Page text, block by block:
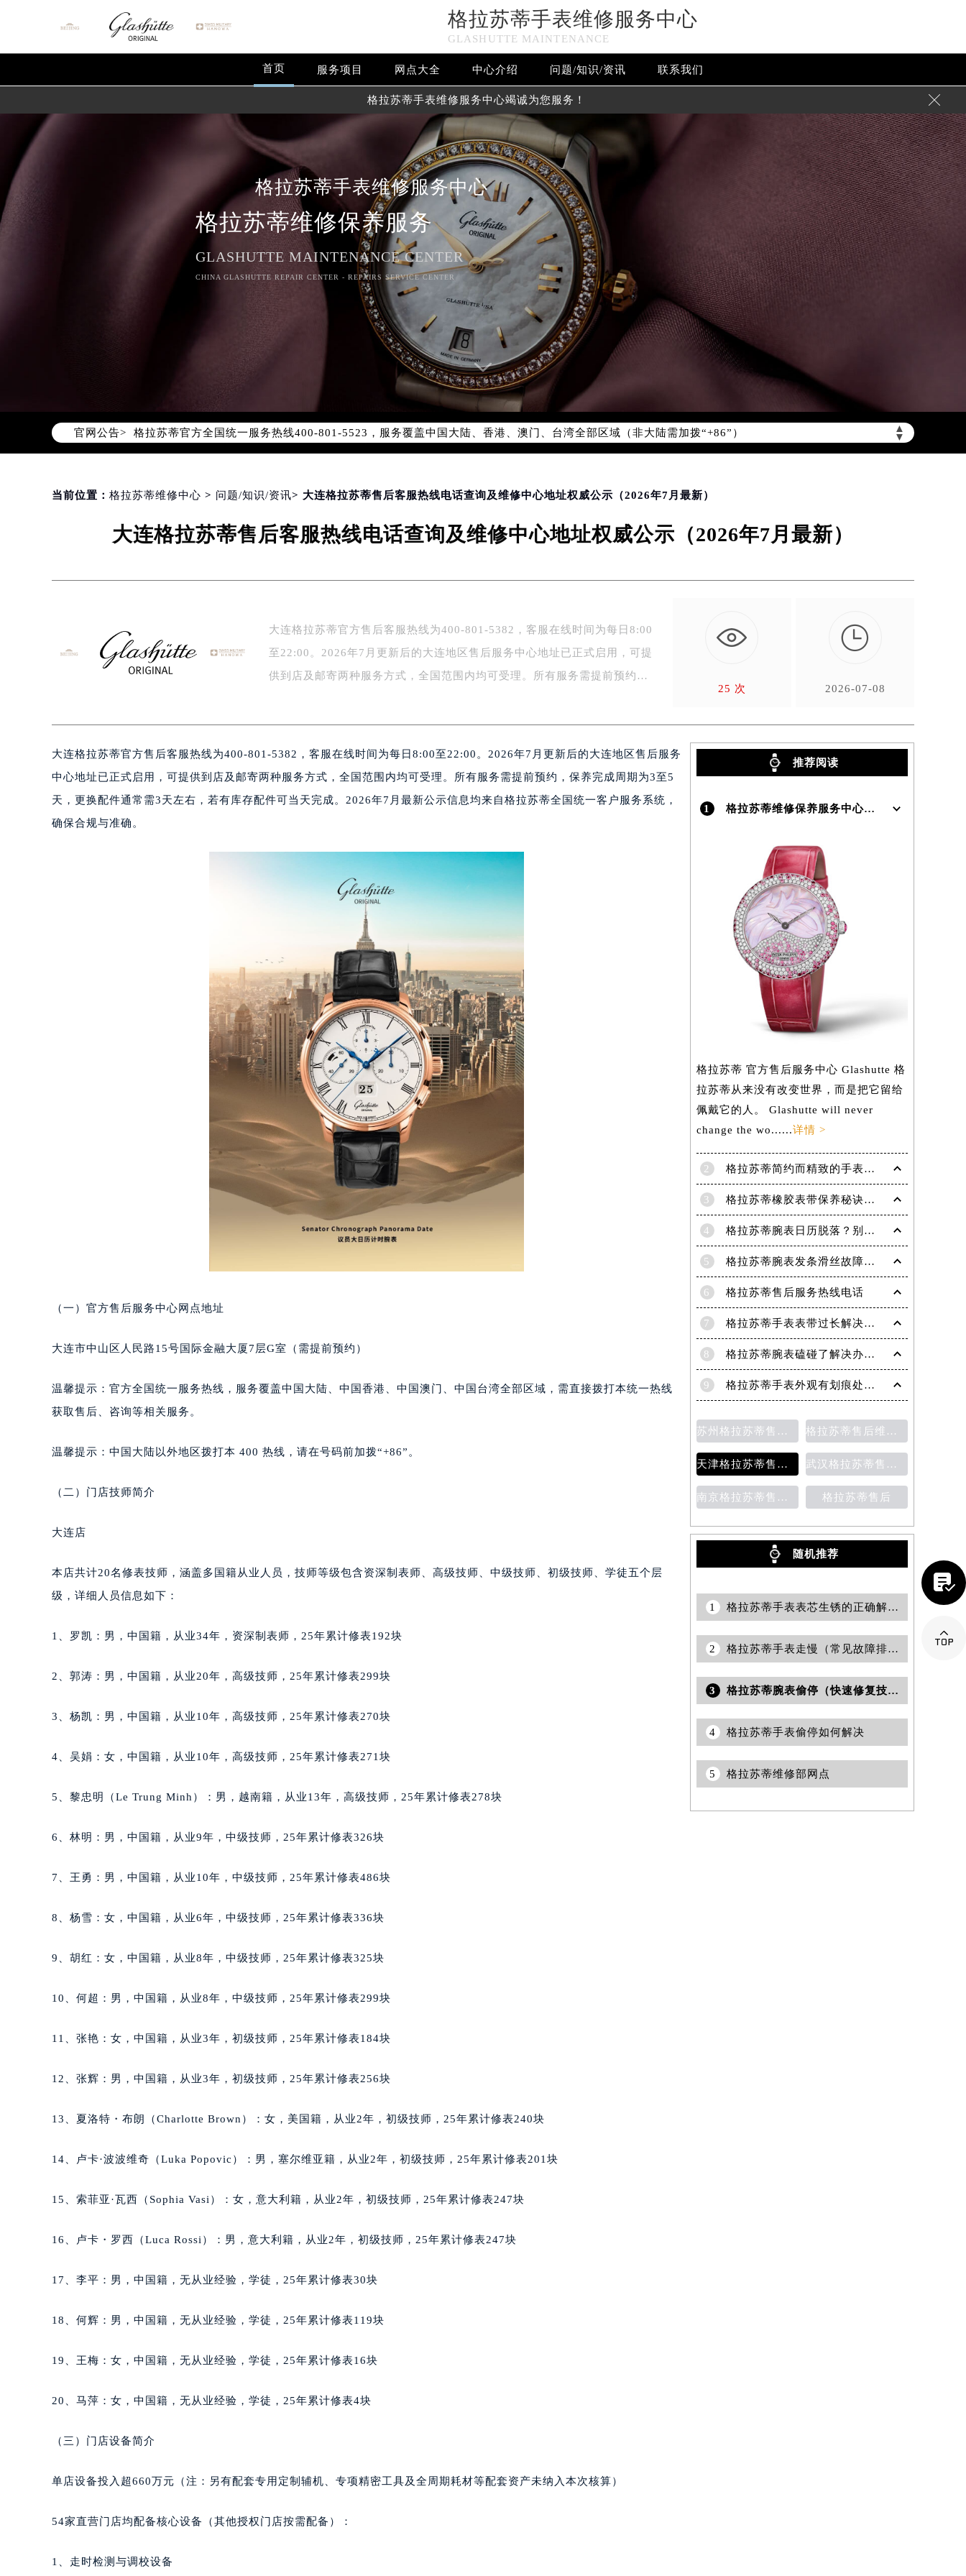
格拉苏蒂手表维修服务中心
GLASHUTTE MAINTENANCE
首页 服务项目 网点大全 中心介绍 问题/知识/资讯 联系我们
格拉苏蒂手表维修服务中心竭诚为您服务！ 
格拉苏蒂手表维修服务中心
格拉苏蒂维修保养服务
GLASHUTTE MAINTENANCE CENTER
CHINA GLASHUTTE REPAIR CENTER - REPAIRS SERVICE CENTER
官网公告> ▲
▼
2026年8月格拉苏蒂中国区售后服务网络优化升级公告
2026年8月格拉苏蒂全国官方售后客户服务热线：400-801-5523
2026年8月格拉苏蒂售后服务中心最新网点地址：
北京市朝阳区建国门外大街甲6号华熙国际中心写字楼D座11层1102室（北京总部）（需提前预约）
天津市和平区赤峰道136号天津国际金融中心写字楼26层2603室（需提前预约）
上海市黄浦区南京东路299号宏伊国际广场写字楼8层806室（需提前预约）
常州市新北区龙锦路1590号现代传媒中心写字楼5号楼10层1008室（需提前预约）
盐城市盐都区世纪大道5号盐城金融城写字楼1号楼16层1604室（需提前预约）
泰州市海陵区永定东路399号置地商务中心东塔写字楼（华润万象城）17层1706室（需提前预约）
宁波市江北区大闸南路500号来福士广场办公楼20层2009室（需提前预约）
嘉兴市南湖区广益路705号嘉兴世界贸易中心写字楼A座13层1304室（需提前预约）
南昌市红谷滩新区红谷中大道998号绿地双子塔（中央广场）A1座办公楼14层07室（需提前预约）
济南市历下区经十路11111号华润中心写字楼（万象城）15层1508室（需提前预约）
深圳市罗湖区深南东路5001号华润大厦写字楼17层1701室（需提前预约）
惠州市惠城区江北文昌一路7号华贸大厦写字楼1座30层05室（需提前预约）
厦门市思明区湖滨东路95号华润大厦写字楼B座11层1104室（需提前预约）
福州市鼓楼区五四路128-1号恒力城写字楼15层03室（需提前预约）
成都市锦江区人民东路6号SAC东原中心写字楼24层2406B室（需提前预约）
重庆市江北区观音桥步行街2号融恒时代广场写字楼9层902室（需提前预约）
长沙市芙蓉区定王台街道建湘路393号世茂环球金融中心写字楼（芙蓉广场）10层13室（需提前预约）
郑州市二七区铭功路10号华润大厦写字楼29层2905室（需提前预约）
太原市迎泽区解放路15号亨得利名表服务中心（品牌授权店）3层整层（需提前预约）
沈阳市沈河区中街路137号亨得利名表服务中心（品牌授权店）1层整层（需提前预约）
沈阳市沈河区中街路83号亨得利名表服务中心（品牌授权店）1层整层（需提前预约）
乌鲁木齐市天山区红山路26号时代广场（CCMALL）C座17层17-B（需提前预约）
温州市鹿城区锦绣路1067号置信广场10层1015室（需提前预约）
哈尔滨市道里区友谊西路600号富力中心T2座写字楼29层03室（需提前预约）
大连市中山区人民路15号国际金融大厦7层G室（需提前预约）
佛山市禅城区季华五路57号万科金融中心C座12层1205室（需提前预约）
东莞市东城街道鸿福东路1号民盈国贸中心T1写字楼9层907室（需提前预约）
无锡市梁溪区人民中路139号恒隆广场写字楼1座11层1104室（需提前预约）
南通市崇川区工农路57号圆融广场写字楼16层1603室（需提前预约）
苏州市苏州工业园区星港街199号苏州中心办公楼C座22层08室（需提前预约）
合肥市蜀山区潜山路111号万象城华润大厦B座12楼03室（需提前预约）
青岛市南区山东路6号华润大厦B座22层04室（需提前预约）
长春市朝阳区西安大路727号中银大厦A座(旺进大厦)18层09室（需提前预约）
黑龙江省大庆市萨尔图区会战大街格拉苏蒂售后服务中心（需提前预约）
黑龙江省黑河市爱辉区中央街格拉苏蒂售后服务中心（需提前预约）
黑龙江省佳木斯市向阳区长安路格拉苏蒂售后服务中心（需提前预约）
黑龙江省七台河市桃山区大同街格拉苏蒂售后服务中心（需提前预约）
黑龙江省双鸭山市尖山区新兴大街格拉苏蒂售后服务中心（需提前预约）
黑龙江省伊春市伊美区通河路格拉苏蒂售后服务中心（需提前预约）
吉林省白山市浑江区浑江大街格拉苏蒂售后服务中心（需提前预约）
吉林省辽源市龙山区人民大街格拉苏蒂售后服务中心（需提前预约）
吉林省四平市铁东区紫气大路与南九经街交汇处格拉苏蒂售后服务中心（需提前预约）
吉林省通化市东昌区环通乡江南大街格拉苏蒂售后服务中心（需提前预约）
辽宁省鞍山市铁东区站前街格拉苏蒂售后服务中心（需提前预约）
辽宁省朝阳市双塔区新华路格拉苏蒂售后服务中心（需提前预约）
辽宁省抚顺市新抚区东一路格拉苏蒂售后服务中心（需提前预约）
辽宁省葫芦岛市连山区中央路格拉苏蒂售后服务中心（需提前预约）
辽宁省辽阳市白塔区新运大街格拉苏蒂售后服务中心（需提前预约）
辽宁省铁岭市银州区南马路格拉苏蒂售后服务中心（需提前预约）
辽宁省沈阳市沈河区中街路137号亨得利名表维修授权店1楼格拉苏蒂售后服务中心（需提前预约）
北京市朝阳区建国门外大街甲6号华熙国际中心D座11层1102室格拉苏蒂售后服务中心（北京总部）（需提前预约）
河北省保定市竞秀区朝阳北大街北国先天下格拉苏蒂售后服务中心（需提前预约）
内蒙古自治区巴彦淖尔市临河区新华街格拉苏蒂售后服务中心（需提前预约）
内蒙古自治区赤峰市红山区哈达街格拉苏蒂售后服务中心（需提前预约）
内蒙古自治区呼伦贝尔市海拉尔区中央街格拉苏蒂售后服务中心（需提前预约）
内蒙古自治区乌海市海勃湾区人民南路格拉苏蒂售后服务中心（需提前预约）
内蒙古自治区锡林郭勒盟市锡林浩特市光明街与额尔敦路交叉口格拉苏蒂售后服务中心（需提前预约）
山西省大同市平城区迎宾街格拉苏蒂售后服务中心（需提前预约）
当前位置： 格拉苏蒂维修中心 > 问题/知识/资讯> 大连格拉苏蒂售后客服热线电话查询及维修中心地址权威公示（2026年7月最新）
大连格拉苏蒂售后客服热线电话查询及维修中心地址权威公示（2026年7月最新）
大连格拉苏蒂官方售后客服热线为400-801-5382，客服在线时间为每日8:00
至22:00。2026年7月更新后的大连地区售后服务中心地址已正式启用，可提
供到店及邮寄两种服务方式，全国范围内均可受理。所有服务需提前预约，
25 次

2026-07-08
大连格拉苏蒂官方售后客服热线为400-801-5382，客服在线时间为每日8:00至22:00。2026年7月更新后的大连地区售后服务
中心地址已正式启用，可提供到店及邮寄两种服务方式，全国范围内均可受理。所有服务需提前预约，保养完成周期为3至5
天，更换配件通常需3天左右，若有库存配件可当天完成。2026年7月最新公示信息均来自格拉苏蒂全国统一客户服务系统，
确保合规与准确。
（一）官方售后服务中心网点地址
大连市中山区人民路15号国际金融大厦7层G室（需提前预约）
温馨提示：官方全国统一服务热线，服务覆盖中国大陆、中国香港、中国澳门、中国台湾全部区域，需直接拨打本统一热线
获取售后、咨询等相关服务。
温馨提示：中国大陆以外地区拨打本 400 热线，请在号码前加拨“+86”。
（二）门店技师简介
大连店
本店共计20名修表技师，涵盖多国籍从业人员，技师等级包含资深制表师、高级技师、中级技师、初级技师、学徒五个层
级，详细人员信息如下：
1、罗凯：男，中国籍，从业34年，资深制表师，25年累计修表192块
2、郭涛：男，中国籍，从业20年，高级技师，25年累计修表299块
3、杨凯：男，中国籍，从业10年，高级技师，25年累计修表270块
4、吴娟：女，中国籍，从业10年，高级技师，25年累计修表271块
5、黎忠明（Le Trung Minh）：男，越南籍，从业13年，高级技师，25年累计修表278块
6、林明：男，中国籍，从业9年，中级技师，25年累计修表326块
7、王勇：男，中国籍，从业10年，中级技师，25年累计修表486块
8、杨雪：女，中国籍，从业6年，中级技师，25年累计修表336块
9、胡红：女，中国籍，从业8年，中级技师，25年累计修表325块
10、何超：男，中国籍，从业8年，中级技师，25年累计修表299块
11、张艳：女，中国籍，从业3年，初级技师，25年累计修表184块
12、张辉：男，中国籍，从业3年，初级技师，25年累计修表256块
13、夏洛特・布朗（Charlotte Brown）：女，美国籍，从业2年，初级技师，25年累计修表240块
14、卢卡·波波维奇（Luka Popovic）：男，塞尔维亚籍，从业2年，初级技师，25年累计修表201块
15、索菲亚·瓦西（Sophia Vasi）：女，意大利籍，从业2年，初级技师，25年累计修表247块
16、卢卡・罗西（Luca Rossi）：男，意大利籍，从业2年，初级技师，25年累计修表247块
17、李平：男，中国籍，无从业经验，学徒，25年累计修表30块
18、何辉：男，中国籍，无从业经验，学徒，25年累计修表119块
19、王梅：女，中国籍，无从业经验，学徒，25年累计修表16块
20、马萍：女，中国籍，无从业经验，学徒，25年累计修表4块
（三）门店设备简介
单店设备投入超660万元（注：另有配套专用定制辅机、专项精密工具及全周期耗材等配套资产未纳入本次核算）
54家直营门店均配备核心设备（其他授权门店按需配备）：
1、走时检测与调校设备
推荐阅读
1 格拉苏蒂维修保养服务中心介绍 | Glashutte
格拉苏蒂 官方售后服务中心 Glashutte 格
拉苏蒂从来没有改变世界，而是把它留给
佩戴它的人。 Glashutte will never
change the wo......详情 >
2 格拉苏蒂简约而精致的手表，Lady Serenade Karree腕表
3 格拉苏蒂橡胶表带保养秘诀：守护彩虹色彩，拒绝老化
4 格拉苏蒂腕表日历脱落？别急，这里有解决妙招
5 格拉苏蒂腕表发条滑丝故障？专业修复技巧大揭秘
6 格拉苏蒂售后服务热线电话
7 格拉苏蒂手表表带过长解决方法（轻松调整佩戴舒适度指南）
8 格拉苏蒂腕表磕碰了解决办法汇总（日常保养与修复技巧）
9 格拉苏蒂手表外观有划痕处理方法详解（轻松修复爱表的小技巧）
苏州格拉苏蒂售后维修保养价目表 格拉苏蒂售后维修保养价目表
天津格拉苏蒂售后维修保养费用价目表 武汉格拉苏蒂售后维修保养费用
南京格拉苏蒂售后维修保养费用说明 格拉苏蒂售后
随机推荐
1 格拉苏蒂手表表芯生锈的正确解决办法是什么？
2 格拉苏蒂手表走慢（常见故障排除与维修建议）
3 格拉苏蒂腕表偷停（快速修复技巧与故障排除）
4 格拉苏蒂手表偷停如何解决
5 格拉苏蒂维修部网点

